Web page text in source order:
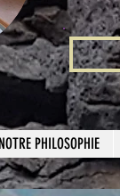
NOTRE PHILOSOPHIE